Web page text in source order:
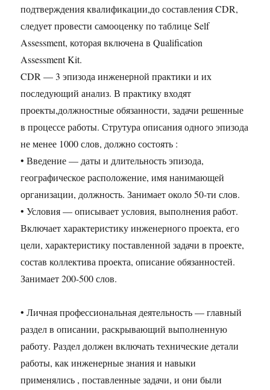
подтверждения квалификации,до составления CDR,
следует провести самооценку по таблице Self
Assessment, которая включена в Qualification
Assessment Kit.
CDR — 3 эпизода инженерной практики и их
последующий анализ. В практику входят
проекты,должностные обязанности, задачи решенные
в процессе работы. Струтура описания одного эпизода
не менее 1000 слов, должно состоять :
• Введение — даты и длительность эпизода,
географическое расположение, имя нанимающей
организации, должность. Занимает около 50-ти слов.
• Условия — описывает условия, выполнения работ.
Включает характеристику инженерного проекта, его
цели, характеристику поставленной задачи в проекте,
состав коллектива проекта, описание обязанностей.
Занимает 200-500 слов.
• Личная профессиональная деятельность — главный
раздел в описании, раскрывающий выполненную
работу. Раздел должен включать технические детали
работы, как инженерные знания и навыки
применялись , поставленные задачи, и они были